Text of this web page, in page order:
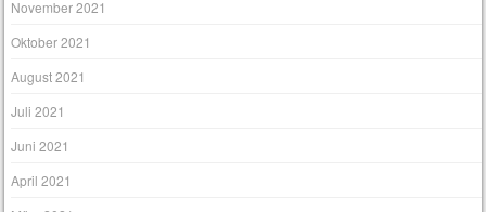
November 2021
Oktober 2021
August 2021
Juli 2021
Juni 2021
April 2021